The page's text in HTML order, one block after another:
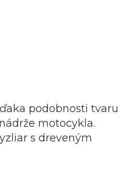
podobnosti tvaru
motocykla.
s dreveným